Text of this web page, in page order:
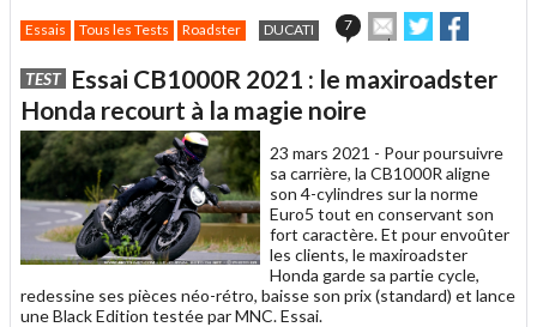
Essais Tous les Tests Roadster DUCATI 7
Envoyer
cet
à
Partager
sur sur
TEST Essai CB1000R 2021 : le maxiroadster
Honda recourt à la magie noire
23 mars 2021 - Pour poursuivre
sa carrière, la CB1000R aligne
son 4-cylindres sur la norme
Euro5 tout en conservant son
fort caractère. Et pour envoûter
les clients, le maxiroadster
Honda garde sa partie cycle,
redessine ses pièces néo-rétro, baisse son prix (standard) et lance
une Black Edition testée par MNC. Essai.